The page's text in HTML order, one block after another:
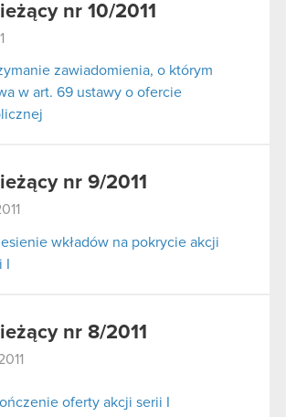
nr 10/2011
zawiadomienia, o którym
w art. 69 ustawy o ofercie
nr 9/2011
wkładów na pokrycie akcji
nr 8/2011
oferty akcji serii I